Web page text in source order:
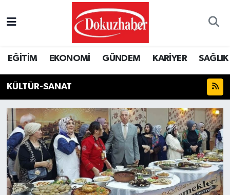
EĞİTİM EKONOMİ GÜNDEM KARİYER SAĞLIK
KÜLTÜR-SANAT
Puan Durumu ve Fikstür
Tüm Manşetler
Son Dakika Haberleri
Haber Arşivi